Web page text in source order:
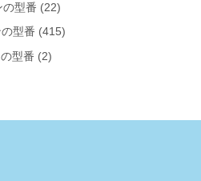
の型番 (22)
型番 (415)
型番 (2)